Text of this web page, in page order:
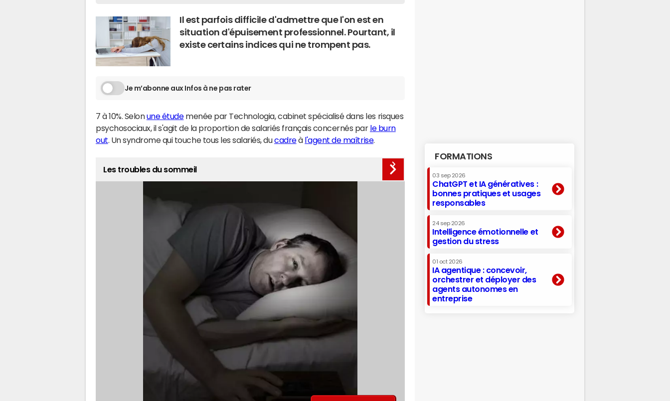
Il est parfois difficile d'admettre que l'on est en
situation d'épuisement professionnel. Pourtant, il
existe certains indices qui ne trompent pas.
Je m’abonne aux Infos à ne pas rater
7 à 10%. Selonune étudemenée par Technologia, cabinet spécialisé dans les risques
psychosociaux, il s'agit de la proportion de salariés français concernés par le burn
out . Un syndrome qui touche tous les salariés, ducadreà l'agent de maîtrise.
Les troubles du sommeil
FORMATIONS
03 sep 2026
ChatGPT et IA génératives :
bonnes pratiques et usages
responsables
24 sep 2026
Intelligence émotionnelle et
gestion du stress
01 oct 2026
IA agentique : concevoir,
orchestrer et déployer des
agents autonomes en
entreprise